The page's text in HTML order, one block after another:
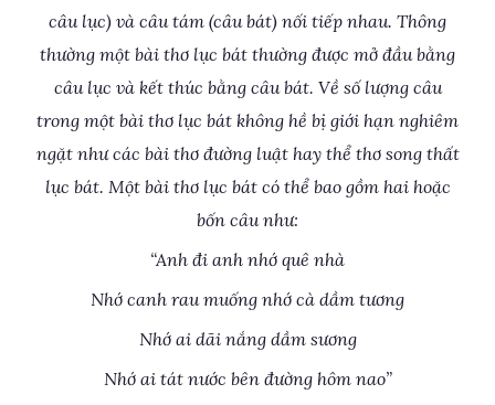
câu lục) và câu tám (câu bát) nối tiếp nhau. Thông
thường một bài thơ lục bát thường được mở đầu bằng
câu lục và kết thúc bằng câu bát. Về số lượng câu
trong một bài thơ lục bát không hề bị giới hạn nghiêm
ngặt như các bài thơ đường luật hay thể thơ song thất
lục bát. Một bài thơ lục bát có thể bao gồm hai hoặc
bốn câu như:
“Anh đi anh nhớ quê nhà
Nhớ canh rau muống nhớ cà dầm tương
Nhớ ai dãi nắng dầm sương
Nhớ ai tát nước bên đường hôm nao”